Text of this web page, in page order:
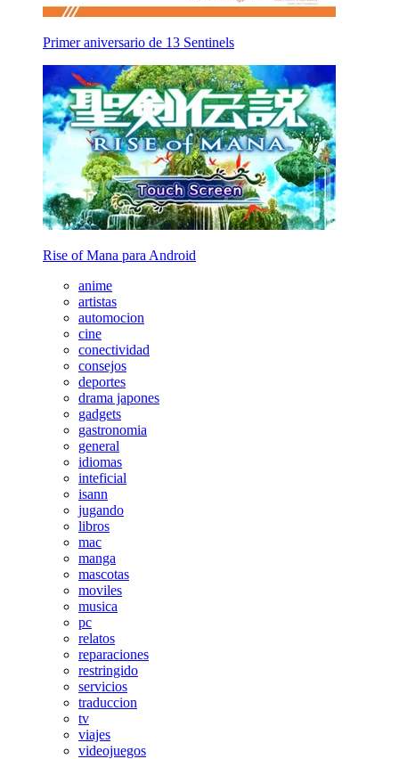
Primer aniversario de 13 Sentinels
Rise of Mana para Android
anime
artistas
automocion
cine
conectividad
consejos
deportes
drama japones
gadgets
gastronomia
general
idiomas
inteficial
isann
jugando
libros
mac
manga
mascotas
moviles
musica
pc
relatos
reparaciones
restringido
servicios
traduccion
tv
viajes
videojuegos